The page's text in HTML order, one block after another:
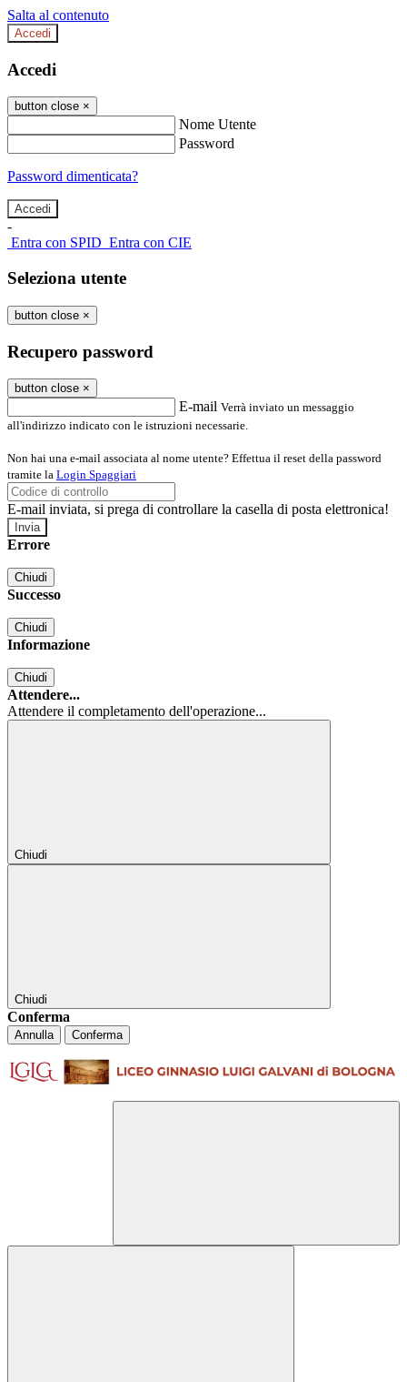
Salta al contenuto
Accedi
Accedi
button close ×
Nome Utente
Password
Password dimenticata?
-
Entra con SPID Entra con CIE
Seleziona utente
button close ×
Recupero password
button close ×
E-mail Verrà inviato un messaggio
all'indirizzo indicato con le istruzioni necessarie.
Non hai una e-mail associata al nome utente? Effettua il reset della password
tramite la Login Spaggiari
E-mail inviata, si prega di controllare la casella di posta elettronica!
Errore
Chiudi
Successo
Chiudi
Informazione
Chiudi
Attendere...
Attendere il completamento dell'operazione...
Chiudi
Chiudi
Conferma
Annulla Conferma